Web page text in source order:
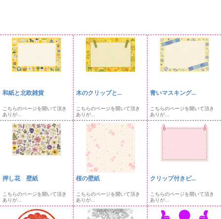
和紙と北欧雑貨
こちらのページを開いて頂き
ありが...
木のクリップと...
こちらのページを開いて頂き
ありが...
青いマスキング...
こちらのページを開いて頂き
ありが...
押し花 壁紙
こちらのページを開いて頂き
ありが...
桜の壁紙
こちらのページを開いて頂き
ありが...
クリップ付きピ...
こちらのページを開いて頂き
ありが...